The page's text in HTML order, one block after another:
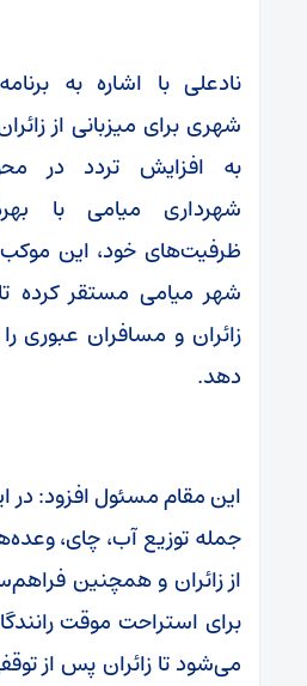
نادعلی با اشاره به
شهری برای میزبانی از
به افزایش تردد در
شهرداری میامی با
شهر میامی مستقر کرده
زائران و مسافران عبوری
دهد.
این مقام مسئول افزود: در
جمله توزیع آب، چای،
از زائران و همچنین
برای استراحت موقت
می‌شود تا زائران پس از